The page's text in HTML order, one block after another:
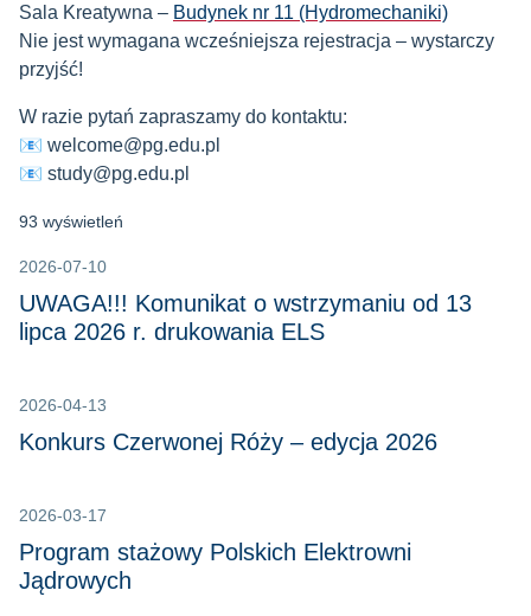
Sala Kreatywna – Budynek nr 11 (Hydromechaniki)
Nie jest wymagana wcześniejsza rejestracja – wystarczy
przyjść!
W razie pytań zapraszamy do kontaktu:
📧 welcome@pg.edu.pl
📧 study@pg.edu.pl
93 wyświetleń
2026-07-10
UWAGA!!! Komunikat o wstrzymaniu od 13
lipca 2026 r. drukowania ELS
2026-04-13
Konkurs Czerwonej Róży – edycja 2026
2026-03-17
Program stażowy Polskich Elektrowni
Jądrowych